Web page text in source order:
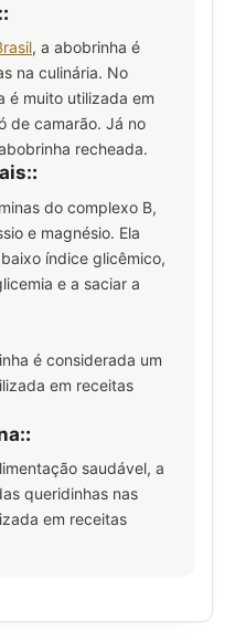
:
, a abobrinha é
na culinária. No
é muito utilizada em
de camarão. Já no
recheada.
:
do complexo B,
e magnésio. Ela
índice glicêmico,
e a saciar a
é considerada um
em receitas
:
saudável, a
queridinhas nas
em receitas